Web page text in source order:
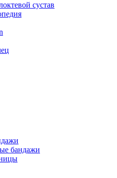
сустав
бандажи